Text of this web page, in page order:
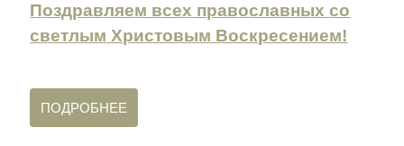
Поздравляем всех православных со
светлым Христовым Воскресением!
ПОДРОБНЕЕ